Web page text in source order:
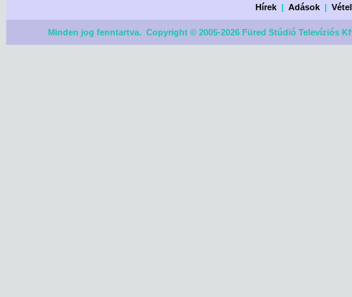
Hírek |Adások |
Minden jog fenntartva. Copyright © 2005-2026 Füred Stúdió Televíziós